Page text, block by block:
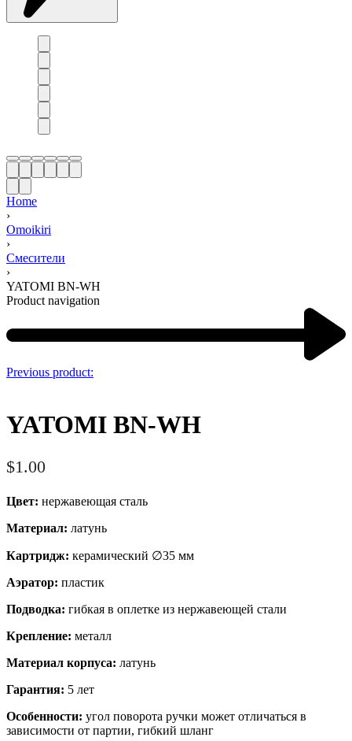
Home
›
Omoikiri
›
Смесители
›
YATOMI BN-WH
Product navigation
Previous product:
YATOMI BN-WH
$1.00
Цвет: нержавеющая сталь
Материал: латунь
Картридж: керамический ∅35 мм
Аэратор: пластик
Подводка: гибкая в оплетке из нержавеющей стали
Крепление: металл
Материал корпуса: латунь
Гарантия: 5 лет
Особенности: угол поворота ручки может отличаться в
зависимости от партии, гибкий шланг